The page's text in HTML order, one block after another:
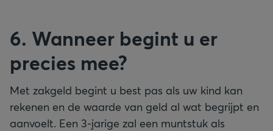
6. Wanneer begint u er
precies mee?
Met zakgeld begint u best pas als uw kind kan
rekenen en de waarde van geld al wat begrijpt en
aanvoelt. Een 3-jarige zal een muntstuk als